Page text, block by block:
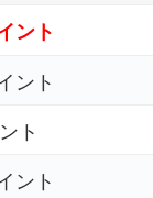
ント
ント
ト
ント